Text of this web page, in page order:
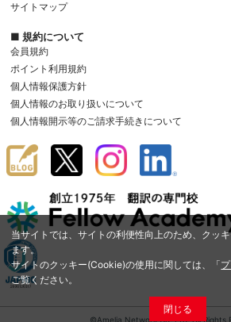
当サイトでは、サイトの利便性向上のため、クッ
ます。
サイトのクッキー(Cookie)の使用に関しては、「
ご覧ください。
閉じる
サイトマップ
■ 規約について
会員規約
ポイント利用規約
個人情報保護方針
個人情報のお取り扱いについて
個人情報開示等のご請求手続きについて
©Amelia Network Co.,Ltd. All Rights